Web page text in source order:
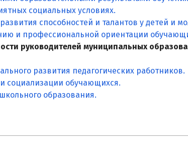
социальных условиях.
способностей и талантов у детей и
и профессиональной ориентации
руководителей муниципальных
развития педагогических работников.
социализации обучающихся.
образования.